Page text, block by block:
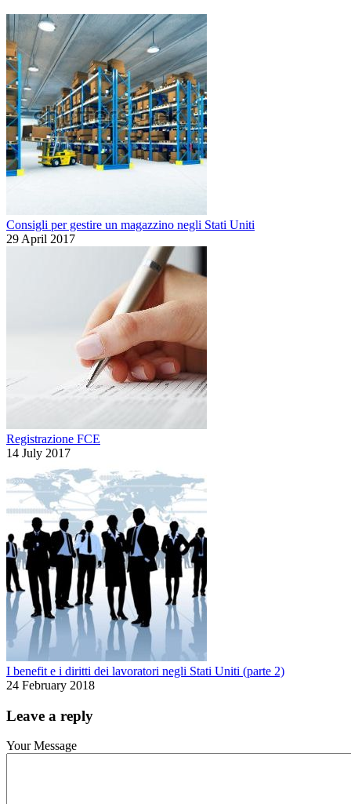
Consigli per gestire un magazzino negli Stati Uniti
29 April 2017
Registrazione FCE
14 July 2017
I benefit e i diritti dei lavoratori negli Stati Uniti (parte 2)
24 February 2018
Leave a reply
Your Message